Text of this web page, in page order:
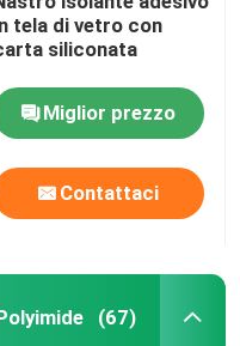
tela di vetro con
siliconata
Miglior prezzo
Contattaci
(67)